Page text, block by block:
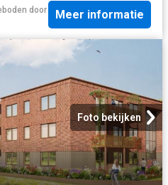
door
Meer informatie
Foto bekijken